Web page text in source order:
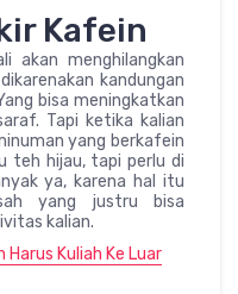
Kafein
akan menghilangkan
kandungan
bisa meningkatkan
Tapi ketika kalian
yang berkafein
teh hijau, tapi perlu di
ya, karena hal itu
yang justru bisa
kalian.
Harus Kuliah Ke Luar